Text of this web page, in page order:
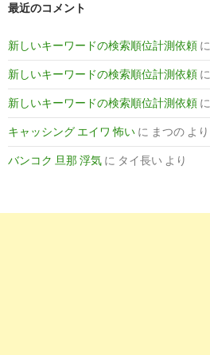
最近のコメント
新しいキーワードの検索順位計測依頼 に
新しいキーワードの検索順位計測依頼 に
新しいキーワードの検索順位計測依頼 に
キャッシング エイワ 怖い に まつの より
バンコク 旦那 浮気 に タイ長い より